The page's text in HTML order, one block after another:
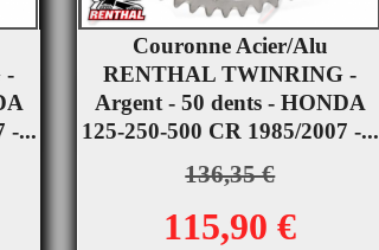
-
-...
Couronne Acier/Alu
RENTHAL TWINRING -
Argent - 50 dents - HONDA
125-250-500 CR 1985/2007 -...
136,35 €
115,90 €
Aperçu rapide